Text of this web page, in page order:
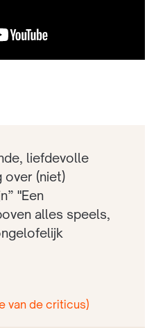
liefdevolle
over (niet)
"Een
alles speels,
van de criticus)